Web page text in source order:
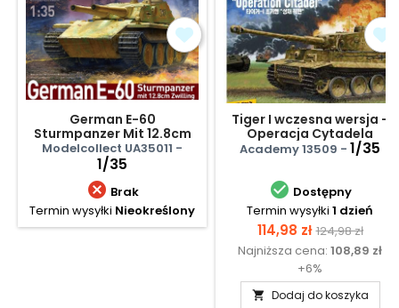
German E-60
Sturmpanzer Mit 12.8cm
Zwilling
Modelcollect UA35011 -
1/35
 Brak
Termin wysyłki Nieokreślony
Tiger I wczesna wersja -
Operacja Cytadela
Academy 13509 - 1/35
 Dostępny
Termin wysyłki 1 dzień
Cena
114,98 zł Cena
124,98 zł
Najniższa cena: 108,89 zł
+6%
 Dodaj do koszyka